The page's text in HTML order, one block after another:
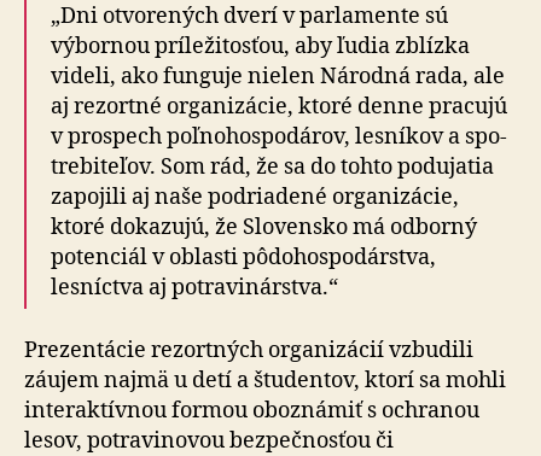
„Dni otvorených dverí v parlamente sú
výbornou prí­le­ži­tosťou, aby ľudia zblízka
videli, ako funguje nielen Národná rada, ale
aj rezortné organizácie, ktoré denne pracujú
v prospech poľnohospodárov, lesníkov a spo­
tre­bi­te­ľov. Som rád, že sa do tohto podujatia
zapojili aj naše podriadené organizácie,
ktoré dokazujú, že Slo­ven­sko má odborný
potenciál v oblasti pôdo­hos­po­dár­stva,
lesníctva aj potravinárstva.“
Prezentácie rezortných organizácií vzbudili
záujem najmä u detí a študentov, ktorí sa mohli
interaktívnou formou oboznámiť s ochranou
lesov, potravinovou bezpečnosťou či